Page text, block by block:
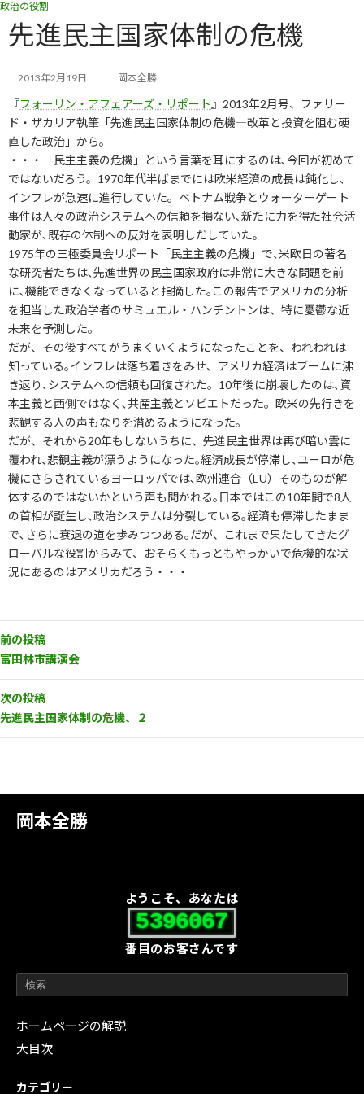
コ
テ
ッ
ナ
ゲ
移
岡本全勝
ようこそ、あなたは
5396067
番目のお客さんです
ホームページの解説
大目次
カテゴリー
政治の役割
先進民主国家体制の危機
2013年2月19日 岡本全勝
『フォーリン・アフェアーズ・リポート 』2013年2月号、ファリー
ド・ザカリア執筆「先進民主国家体制の危機―改革と投資を阻む硬
直した政治」から。
・・・「民主主義の危機」という言葉を耳にするのは､今回が初めて
ではないだろう。1970年代半ばまでには欧米経済の成長は鈍化し､
インフレが急速に進行していた。ベトナム戦争とウォーターゲート
事件は人々の政治システムへの信頼を損ない､新たに力を得た社会活
動家が､既存の体制への反対を表明しだしていた。
1975年の三極委員会リポート「民主主義の危機」で､米欧日の著名
な研究者たちは､先進世界の民主国家政府は非常に大きな問題を前
に､機能できなくなっていると指摘した｡この報告でアメリカの分析
を担当した政治学者のサミュエル・ハンチントンは、特に憂鬱な近
未来を予測した。
だが、その後すべてがうまくいくようになったことを、われわれは
知っている｡インフレは落ち着きをみせ、アメリカ経済はブームに沸
き返り､システムへの信頼も回復された。10年後に崩壊したのは､資
本主義と西側ではなく､共産主義とソビエトだった。欧米の先行きを
悲観する人の声もなりを潜めるようになった。
だが、それから20年もしないうちに、先進民主世界は再び暗い雲に
覆われ､悲観主義が漂うようになった｡経済成長が停滞し､ユーロが危
機にさらされているヨーロッパでは､欧州連合（EU）そのものが解
体するのではないかという声も聞かれる｡日本ではこの10年間で8人
の首相が誕生し､政治システムは分裂している｡経済も停滞したまま
で､さらに衰退の道を歩みつつある｡だが、これまで果たしてきたグ
ローバルな役割からみて、おそらくもっともやっかいで危機的な状
況にあるのはアメリカだろう・・・
前の投稿
富田林市講演会
次の投稿
先進民主国家体制の危機、２